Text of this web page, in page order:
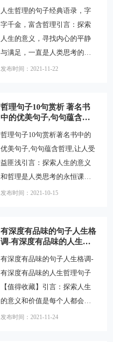
人生哲理的句子经典语录，字
字千金，富含哲理引言：探索
人生的意义，寻找内心的平静
与满足，一直是人类思考的重
要课题。在这个纷繁复杂的世
考和行动。这些句子被称为人
生哲理的句子经典语录，它们
蕴含着智慧和启示，能够帮助
我们更好地理解自己和世界。
一、人生的意义与价值1."人生
不在于活得长与短，而在于活
得有意义。"这句话告诉我们，
发布时间：2021-11-22
哲理句子10句赏析 著名书
中的优美句子,句句蕴含哲
哲理句子10句赏析著名书中的
优美句子,句句蕴含哲理,让人受
益匪浅引言：探索人生的意义
和哲理是人类思考的永恒课
题。在各个领域的著名书籍
炼，而且蕴含着深刻的哲理，
给人以启迪和思考。本文将为
您赏析10句著名书中的优美句
子，带您一同感受其中的哲
理。一、《1984》乔治·奥威尔
句子：“如果你想象一个有力的
脚踢在你的脸上，永远踢下
发布时间：2021-10-15
有深度有品味的句子人生格
调-有深度有品味的人生哲
有深度有品味的句子人生格调-
有深度有品味的人生哲理句子
【值得收藏】引言：探索人生
的意义和价值是每个人都会面
临的问题。在这个喧嚣的世界
发布时间：2021-11-24